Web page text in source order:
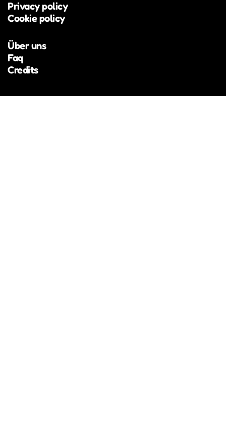
come una voce originale della scena locale.
Privacy policy
Cookie policy
Über uns
Faq
Credits